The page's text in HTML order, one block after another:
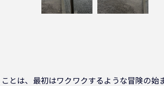
とは、最初はワクワクするような冒険の